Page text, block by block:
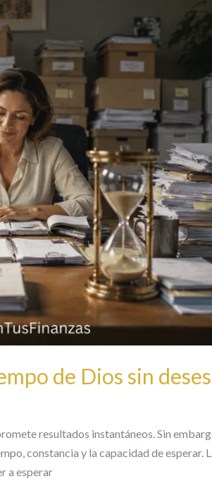
de Dios sin
resultados instantáneos. Sin
constancia y la capacidad de esperar.
a esperar